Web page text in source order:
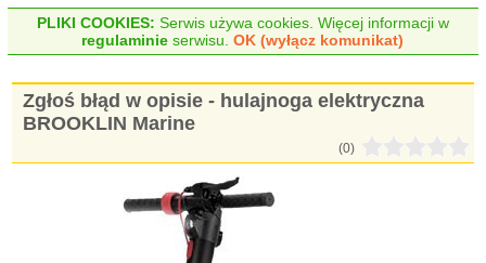
PLIKI COOKIES: Serwis używa cookies. Więcej informacji w
regulaminie serwisu.OK (wyłącz komunikat)
Zgłoś błąd w opisie - hulajnoga elektryczna
BROOKLIN Marine
(0)